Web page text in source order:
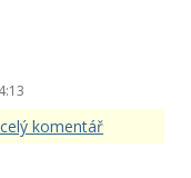
komentář